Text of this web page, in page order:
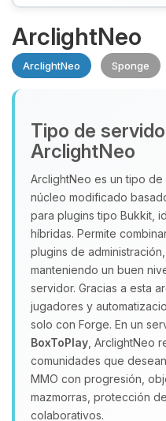
ArclightNeo
ArclightNeo Sponge
Tipo de
ArclightNeo
ArclightNeo es un tipo
núcleo modificado
para plugins tipo Bukkit,
híbridas. Permite
plugins de
manteniendo un buen
servidor. Gracias a esta
jugadores y
solo con Forge. En un
BoxToPlay , ArclightNeo
comunidades que
MMO con progresión,
mazmorras, protección
colaborativos.
Yupi, por fin
hablar! Soy
asistente de
que necesitas
pequenos
10/08/2026 11:26